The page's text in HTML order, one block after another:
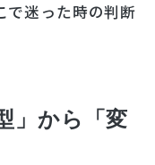
で迷った時の判断
」から「変